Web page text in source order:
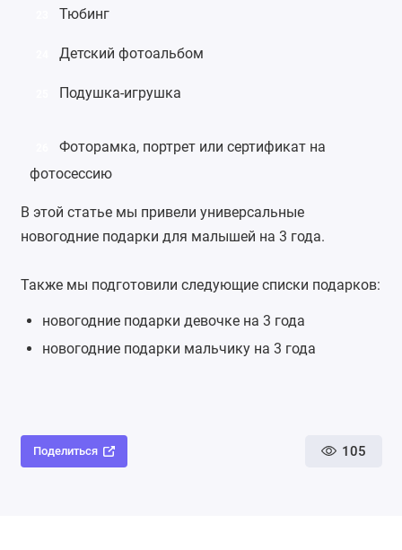
Тюбинг
Детский фотоальбом
Подушка-игрушка
Фоторамка, портрет или сертификат на
фотосессию
В этой статье мы привели универсальные
новогодние подарки для малышей на 3 года.
Также мы подготовили следующие списки подарков:
новогодние подарки девочке на 3 года
новогодние подарки мальчику на 3 года
Поделиться 105